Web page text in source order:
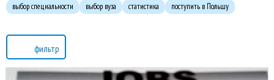
выбор специальности
выбор вуза статистика поступить в Польшу
фильтр